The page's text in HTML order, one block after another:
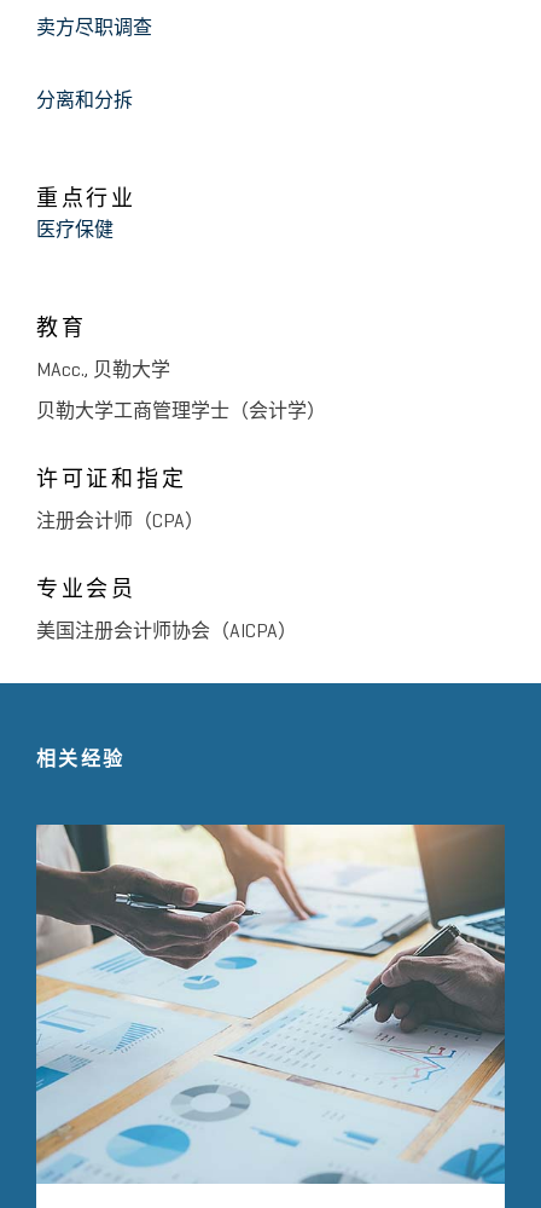
卖方尽职调查
分离和分拆
重点行业
医疗保健
教育
MAcc., 贝勒大学
贝勒大学工商管理学士（会计学）
许可证和指定
注册会计师（CPA）
专业会员
美国注册会计师协会（AICPA）
相关经验